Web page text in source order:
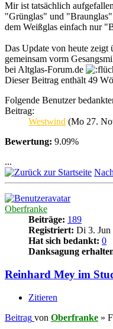
Mir ist tatsächlich
"Grünglas" und
dem Weißglas einfach nur
Das Update von heute
gemeinsam vorm
bei Altglas-Forum.de
Dieser Beitrag enthält 49
Folgende Benutzer
Beitrag:
Westwind (Mo 27.
Bewertung: 9.09%
...
Oberfranke
Beiträge: 189
Registriert: Di 3. Jun
Hat sich bedankt: 0
Danksagung
Reinhard Mey im
Zitieren
Beitrag von Oberfranke »